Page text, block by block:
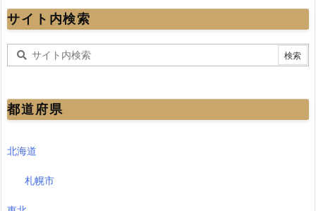
サイト内検索
都道府県
北海道
札幌市